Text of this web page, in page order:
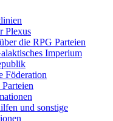
Plexus
die RPG Parteien
Imperium
Föderation
und sonstige